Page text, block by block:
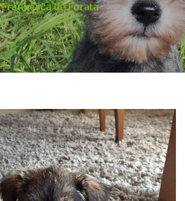
Franxesca de Forata